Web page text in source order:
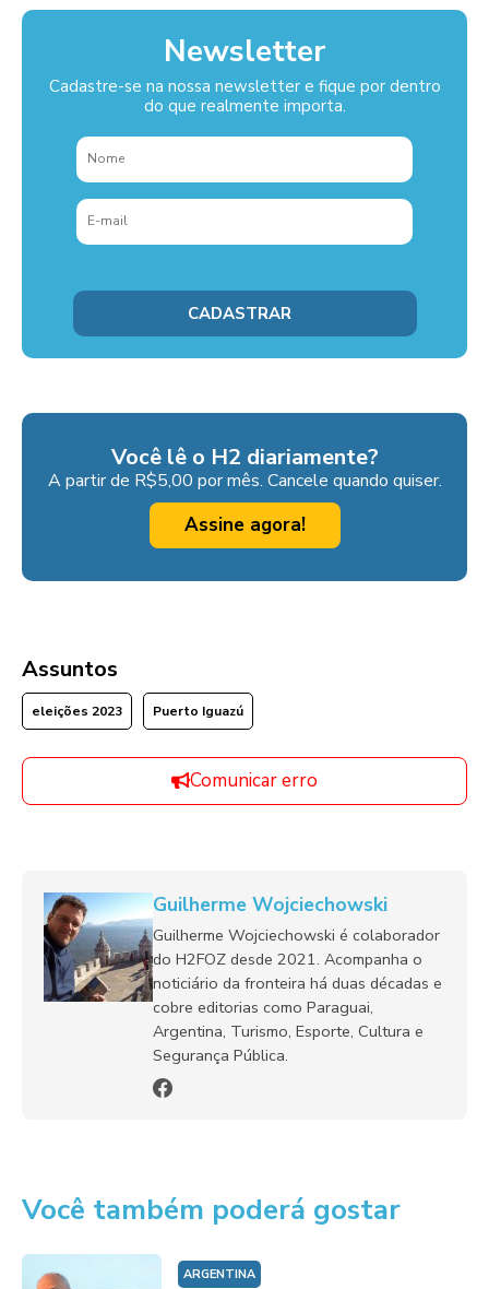
Newsletter
Cadastre-se na nossa newsletter e fique por dentro
do que realmente importa.
Você lê o H2 diariamente?
A partir de R$5,00 por mês. Cancele quando quiser.
Assine agora!
Assuntos
eleições 2023 Puerto Iguazú
Comunicar erro
Guilherme Wojciechowski
Guilherme Wojciechowski é colaborador
do H2FOZ desde 2021. Acompanha o
noticiário da fronteira há duas décadas e
cobre editorias como Paraguai,
Argentina, Turismo, Esporte, Cultura e
Segurança Pública.
Você também poderá gostar
ARGENTINA